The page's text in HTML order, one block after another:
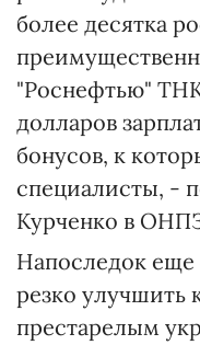
более десятка
"Роснефтью"
долларов
бонусов, к
специалисты, -
Курченко в
Напоследок
резко улучшить
престарелым